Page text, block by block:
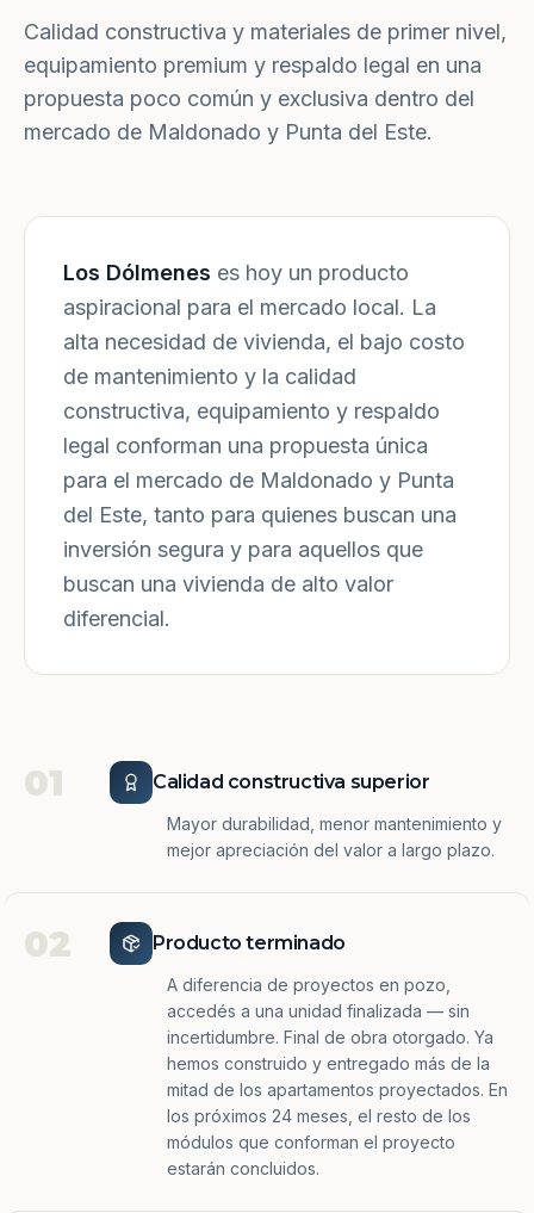
Calidad constructiva y materiales de primer nivel,
equipamiento premium y respaldo legal en una
propuesta poco común y exclusiva dentro del
mercado de Maldonado y Punta del Este.
Los Dólmenes es hoy un producto
aspiracional para el mercado local. La
alta necesidad de vivienda, el bajo costo
de mantenimiento y la calidad
constructiva, equipamiento y respaldo
legal conforman una propuesta única
para el mercado de Maldonado y Punta
del Este, tanto para quienes buscan una
inversión segura y para aquellos que
buscan una vivienda de alto valor
diferencial.
01 Calidad constructiva superior
Mayor durabilidad, menor mantenimiento y
mejor apreciación del valor a largo plazo.
02 Producto terminado
A diferencia de proyectos en pozo,
accedés a una unidad finalizada — sin
incertidumbre. Final de obra otorgado. Ya
hemos construido y entregado más de la
mitad de los apartamentos proyectados. En
los próximos 24 meses, el resto de los
módulos que conforman el proyecto
estarán concluidos.